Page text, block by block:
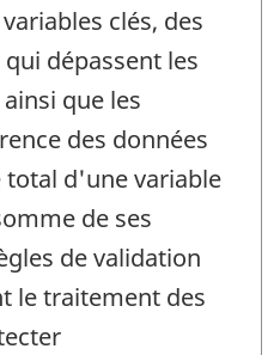
clés, des
dépassent les
que les
des données
total d'une variable
de ses
de validation
le traitement des